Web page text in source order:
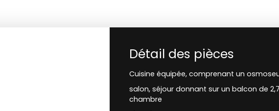
Détail des pièces
Cuisine équipée, comprenant un
salon, séjour donnant sur un balcon de
chambre